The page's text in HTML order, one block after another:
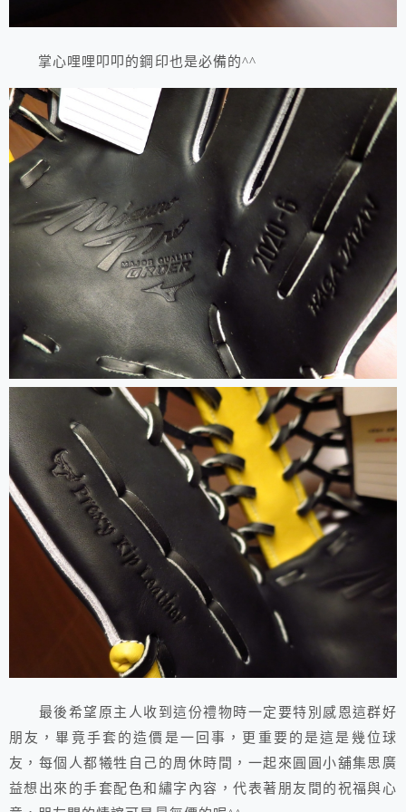
掌心哩哩叩叩的鋼印也是必備的^^
最後希望原主人收到這份禮物時一定要特別感恩這群好
朋友，畢竟手套的造價是一回事，更重要的是這是幾位球
友，每個人都犧牲自己的周休時間，一起來圓圓小舖集思廣
益想出來的手套配色和繡字內容，代表著朋友間的祝福與心